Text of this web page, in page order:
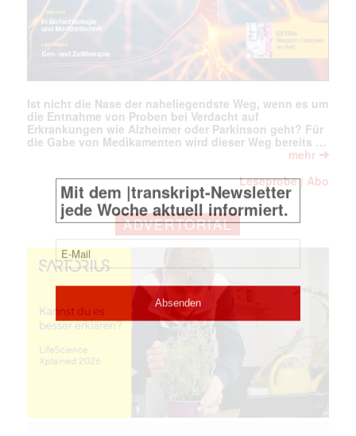
Ist nicht die Nase der naheliegendste Weg, wenn es um
die Entnahme von Proben bei Verdacht auf
Erkrankungen wie Alzheimer oder Parkinson geht? Für
die Gabe von Medikamenten wird dieser Weg bereits …
mehr ➔
Leseprobe| Abo
ADVERTORIAL